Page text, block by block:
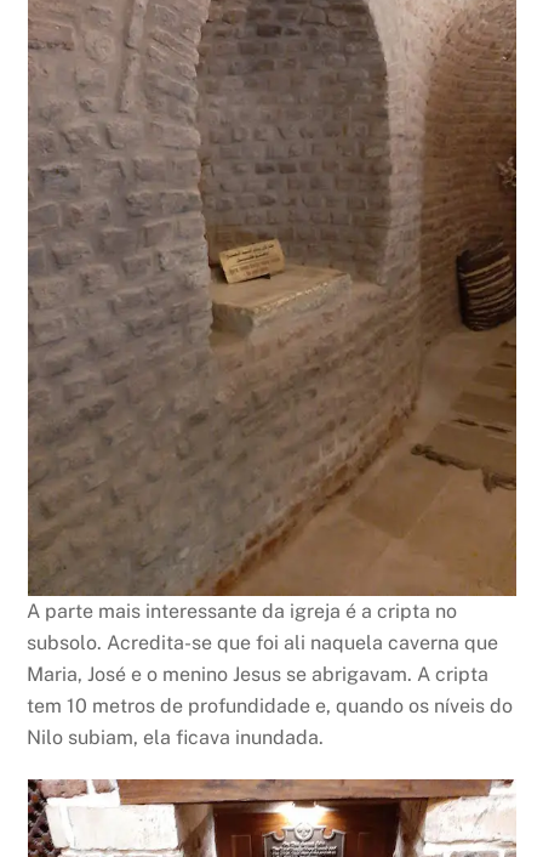
A parte mais interessante da igreja é a cripta no
subsolo. Acredita-se que foi ali naquela caverna que
Maria, José e o menino Jesus se abrigavam. A cripta
tem 10 metros de profundidade e, quando os níveis do
Nilo subiam, ela ficava inundada.